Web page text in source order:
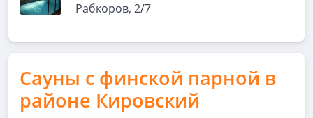
Рабкоров, 2/7
Сауны с финской парной в
районе Кировский